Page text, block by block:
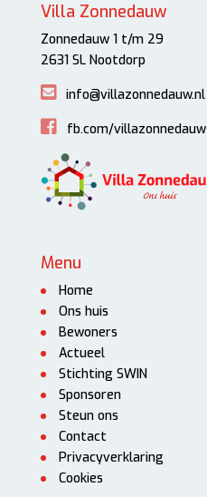
Villa Zonnedauw
Zonnedauw 1 t/m 29
2631 SL Nootdorp
info@villazonnedauw.nl
fb.com/villazonnedauw
Menu
Home
Ons huis
Bewoners
Actueel
Stichting SWIN
Sponsoren
Steun ons
Contact
Privacyverklaring
Cookies